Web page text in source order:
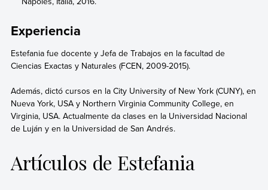
Experiencia
Estefania fue docente y Jefa de Trabajos en la facultad de
Ciencias Exactas y Naturales (FCEN, 2009-2015).
Además, dictó cursos en la City University of New York (CUNY), en
Nueva York, USA y Northern Virginia Community College, en
Virginia, USA. Actualmente da clases en la Universidad Nacional
de Luján y en la Universidad de San Andrés.
Artículos de Estefania